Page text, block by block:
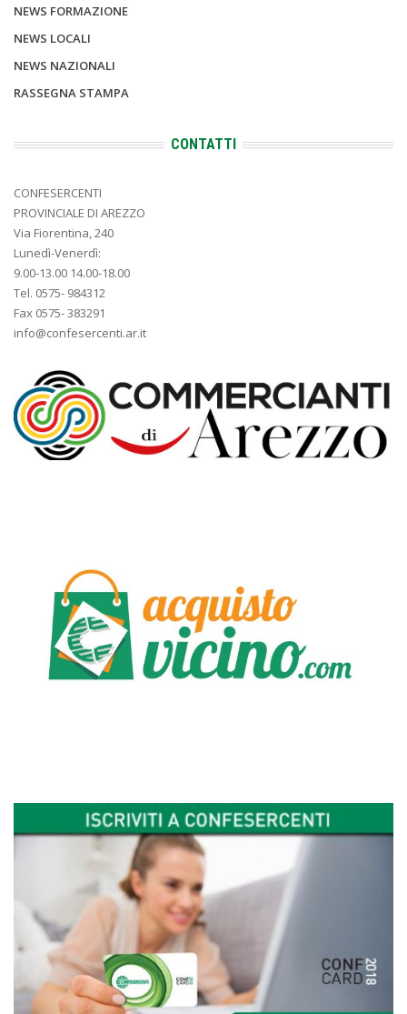
NEWS FORMAZIONE
NEWS LOCALI
NEWS NAZIONALI
RASSEGNA STAMPA
CONTATTI
CONFESERCENTI
PROVINCIALE DI AREZZO
Via Fiorentina, 240
Lunedì-Venerdì:
9.00-13.00 14.00-18.00
Tel. 0575- 984312
Fax 0575- 383291
info@confesercenti.ar.it